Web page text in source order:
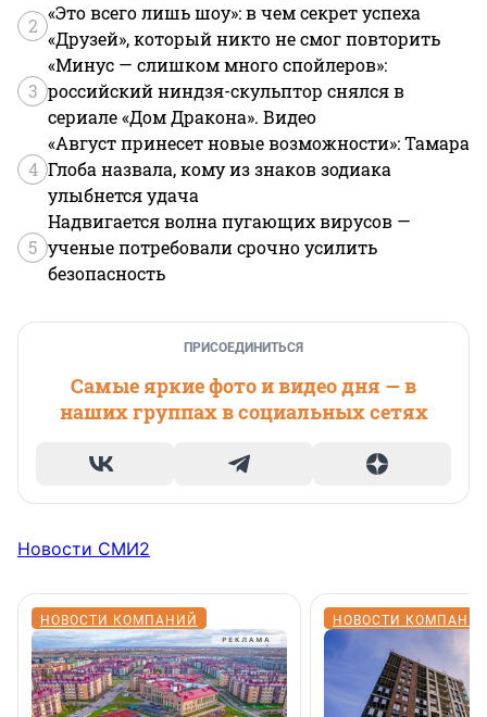
2
«Это всего лишь шоу»: в чем секрет успеха
«Друзей», который никто не смог повторить
3
«Минус — слишком много спойлеров»:
российский ниндзя-скульптор снялся в
сериале «Дом Дракона». Видео
4
«Август принесет новые возможности»: Тамара
Глоба назвала, кому из знаков зодиака
улыбнется удача
5
Надвигается волна пугающих вирусов —
ученые потребовали срочно усилить
безопасность
ПРИСОЕДИНИТЬСЯ
Самые яркие фото и видео дня — в
наших группах в социальных сетях
Новости СМИ2
НОВОСТИ КОМПАНИЙ НОВОСТИ